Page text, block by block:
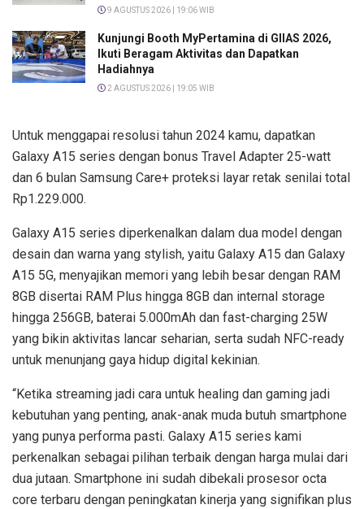
9 AGUSTUS 2026 | 19:06 WIB
Kunjungi Booth MyPertamina di GIIAS 2026,
Ikuti Beragam Aktivitas dan Dapatkan
Hadiahnya
2 AGUSTUS 2026 | 19:05 WIB
Untuk menggapai resolusi tahun 2024 kamu, dapatkan
Galaxy A15 series dengan bonus Travel Adapter 25-watt
dan 6 bulan Samsung Care+ proteksi layar retak senilai total
Rp1.229.000.
Galaxy A15 series diperkenalkan dalam dua model dengan
desain dan warna yang stylish, yaitu Galaxy A15 dan Galaxy
A15 5G, menyajikan memori yang lebih besar dengan RAM
8GB disertai RAM Plus hingga 8GB dan internal storage
hingga 256GB, baterai 5.000mAh dan fast-charging 25W
yang bikin aktivitas lancar seharian, serta sudah NFC-ready
untuk menunjang gaya hidup digital kekinian.
“Ketika streaming jadi cara untuk healing dan gaming jadi
kebutuhan yang penting, anak-anak muda butuh smartphone
yang punya performa pasti. Galaxy A15 series kami
perkenalkan sebagai pilihan terbaik dengan harga mulai dari
dua jutaan. Smartphone ini sudah dibekali prosesor octa
core terbaru dengan peningkatan kinerja yang signifikan plus